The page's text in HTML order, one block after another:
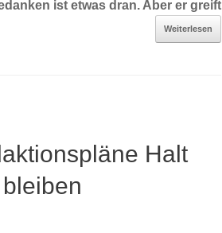
ist etwas dran. Aber er greift
Weiterlesen
Halt